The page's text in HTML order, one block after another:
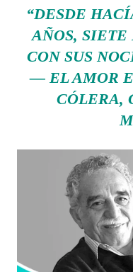
“DESDE
AÑOS, SIETE
CON SUS
— EL AMOR
CÓLERA,